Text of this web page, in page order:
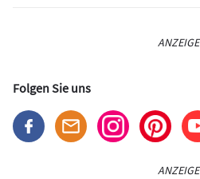
ANZEIGE
Folgen Sie uns
ANZEIGE